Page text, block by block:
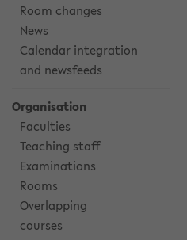
Room changes
News
Calendar integration
and newsfeeds
Organisation
Faculties
Teaching staff
Examinations
Rooms
Overlapping
courses